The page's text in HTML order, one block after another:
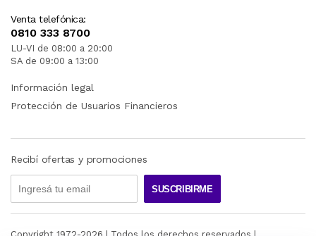
Venta telefónica:
0810 333 8700
LU-VI de 08:00 a 20:00
SA de 09:00 a 13:00
Información legal
Protección de Usuarios Financieros
Recibí ofertas y promociones
SUSCRIBIRME